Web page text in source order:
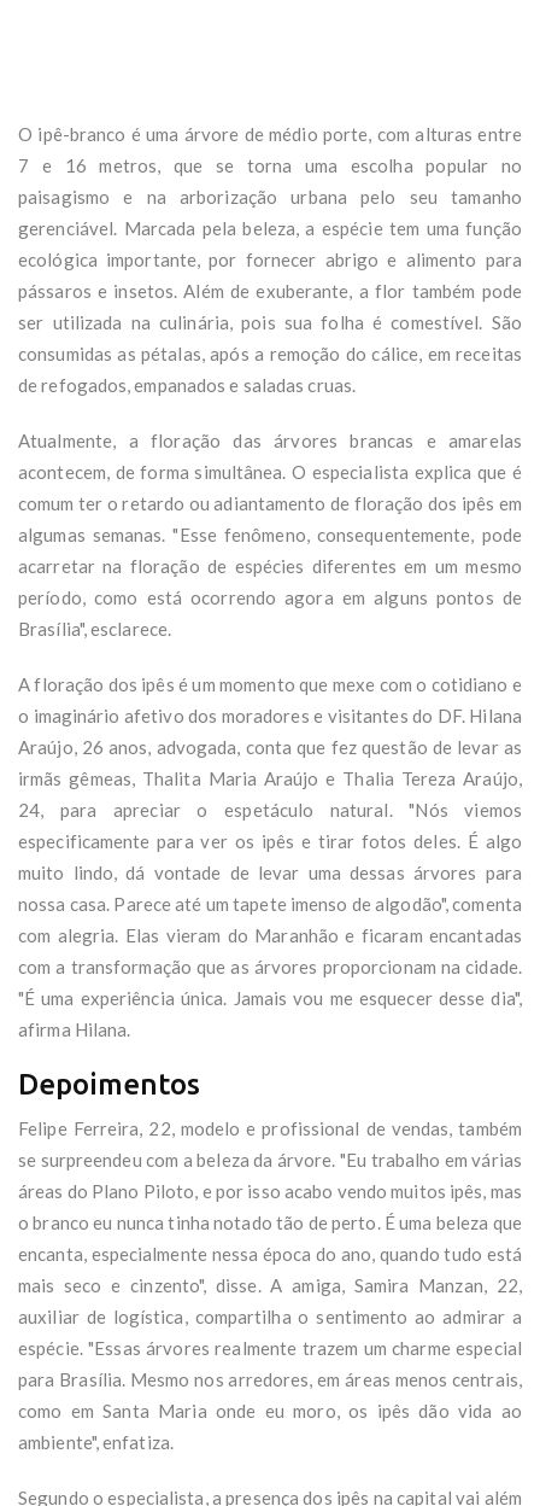
O ipê-branco é uma árvore de médio porte, com alturas entre
7 e 16 metros, que se torna uma escolha popular no
paisagismo e na arborização urbana pelo seu tamanho
gerenciável. Marcada pela beleza, a espécie tem uma função
ecológica importante, por fornecer abrigo e alimento para
pássaros e insetos. Além de exuberante, a flor também pode
ser utilizada na culinária, pois sua folha é comestível. São
consumidas as pétalas, após a remoção do cálice, em receitas
de refogados, empanados e saladas cruas.
Atualmente, a floração das árvores brancas e amarelas
acontecem, de forma simultânea. O especialista explica que é
comum ter o retardo ou adiantamento de floração dos ipês em
algumas semanas. "Esse fenômeno, consequentemente, pode
acarretar na floração de espécies diferentes em um mesmo
período, como está ocorrendo agora em alguns pontos de
Brasília", esclarece.
A floração dos ipês é um momento que mexe com o cotidiano e
o imaginário afetivo dos moradores e visitantes do DF. Hilana
Araújo, 26 anos, advogada, conta que fez questão de levar as
irmãs gêmeas, Thalita Maria Araújo e Thalia Tereza Araújo,
24, para apreciar o espetáculo natural. "Nós viemos
especificamente para ver os ipês e tirar fotos deles. É algo
muito lindo, dá vontade de levar uma dessas árvores para
nossa casa. Parece até um tapete imenso de algodão", comenta
com alegria. Elas vieram do Maranhão e ficaram encantadas
com a transformação que as árvores proporcionam na cidade.
"É uma experiência única. Jamais vou me esquecer desse dia",
afirma Hilana.
Depoimentos
Felipe Ferreira, 22, modelo e profissional de vendas, também
se surpreendeu com a beleza da árvore. "Eu trabalho em várias
áreas do Plano Piloto, e por isso acabo vendo muitos ipês, mas
o branco eu nunca tinha notado tão de perto. É uma beleza que
encanta, especialmente nessa época do ano, quando tudo está
mais seco e cinzento", disse. A amiga, Samira Manzan, 22,
auxiliar de logística, compartilha o sentimento ao admirar a
espécie. "Essas árvores realmente trazem um charme especial
para Brasília. Mesmo nos arredores, em áreas menos centrais,
como em Santa Maria onde eu moro, os ipês dão vida ao
ambiente", enfatiza.
Segundo o especialista, a presença dos ipês na capital vai além